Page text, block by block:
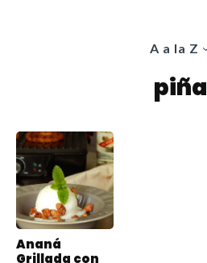
A a la Z
piña
Ananá
Grillada con